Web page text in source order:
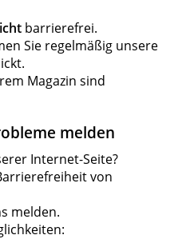
barrierefrei.
Sie regelmäßig unsere
Magazin sind
melden
Internet-Seite?
von
melden.